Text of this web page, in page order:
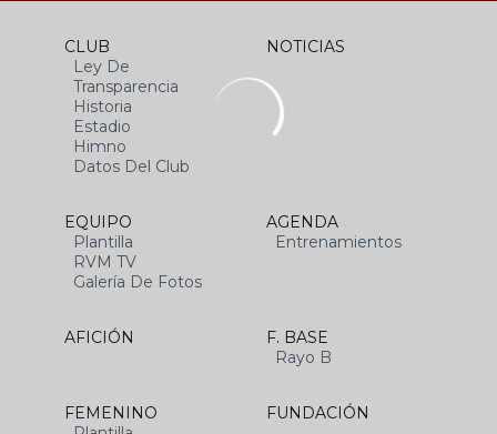
CLUB
Ley De
Transparencia
Historia
Estadio
Himno
Datos Del Club
NOTICIAS
EQUIPO
Plantilla
RVM TV
Galería De Fotos
AGENDA
Entrenamientos
AFICIÓN
F. BASE
Rayo B
FEMENINO
FUNDACIÓN